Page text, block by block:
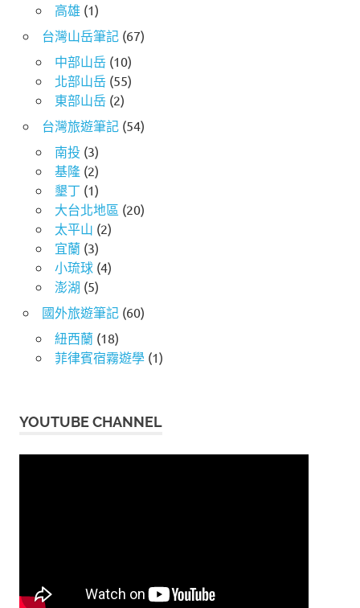
高雄 (1)
台灣山岳筆記(67)
中部山岳(10)
北部山岳(55)
東部山岳(2)
台灣旅遊筆記(54)
南投 (3)
基隆(2)
墾丁 (1)
大台北地區 (20)
太平山 (2)
宜蘭(3)
小琉球(4)
澎湖 (5)
國外旅遊筆記(60)
紐西蘭(18)
菲律賓宿霧遊學(1)
YOUTUBE CHANNEL